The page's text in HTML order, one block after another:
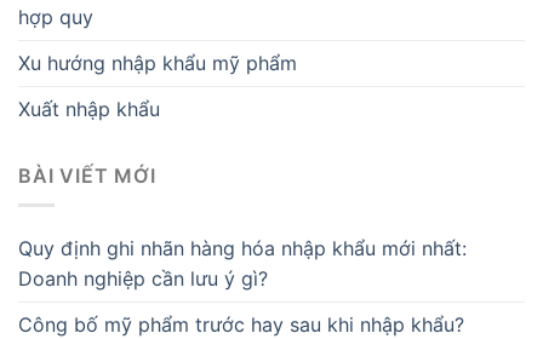
hợp quy
Xu hướng nhập khẩu mỹ phẩm
Xuất nhập khẩu
BÀI VIẾT MỚI
Quy định ghi nhãn hàng hóa nhập khẩu mới nhất:
Doanh nghiệp cần lưu ý gì?
Công bố mỹ phẩm trước hay sau khi nhập khẩu?